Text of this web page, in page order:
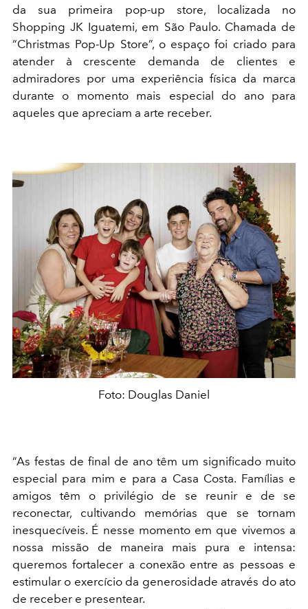
da sua primeira pop-up store, localizada no
Shopping JK Iguatemi, em São Paulo. Chamada de
“Christmas Pop-Up Store”, o espaço foi criado para
atender à crescente demanda de clientes e
admiradores por uma experiência física da marca
durante o momento mais especial do ano para
aqueles que apreciam a arte receber.
Foto: Douglas Daniel
“As festas de final de ano têm um significado muito
especial para mim e para a Casa Costa. Famílias e
amigos têm o privilégio de se reunir e de se
reconectar, cultivando memórias que se tornam
inesquecíveis. É nesse momento em que vivemos a
nossa missão de maneira mais pura e intensa:
queremos fortalecer a conexão entre as pessoas e
estimular o exercício da generosidade através do ato
de receber e presentear.